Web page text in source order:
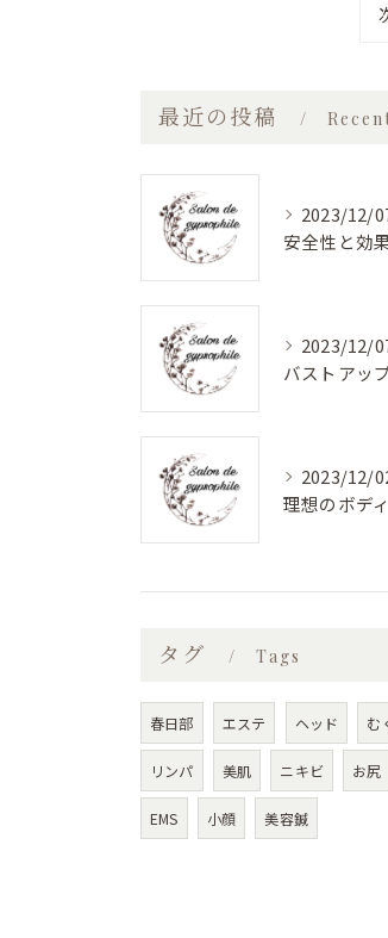
最近の投稿
2023/12/
2023/12/
2023/12/
タグ Tags
春日部 エステ ヘッド む
リンパ 美肌 ニキビ お尻
EMS 小顔 美容鍼